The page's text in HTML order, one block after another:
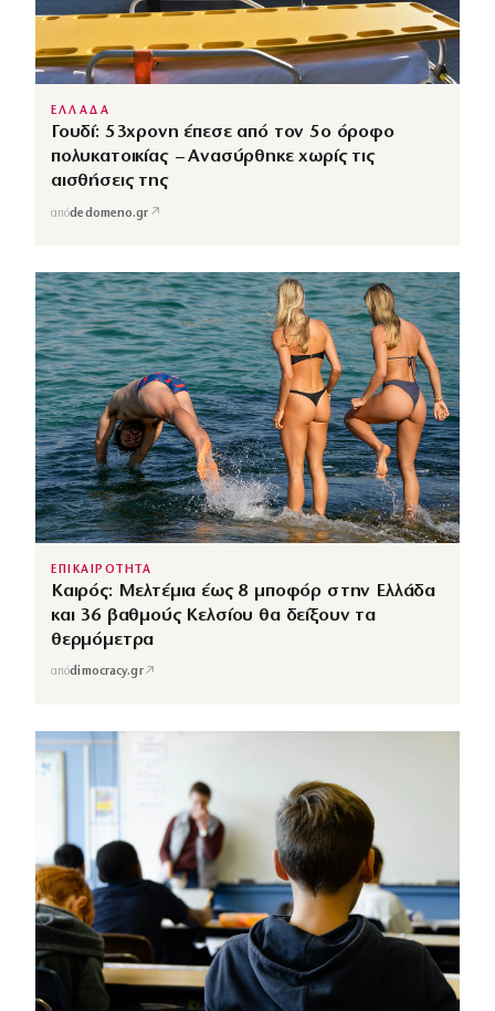
ΕΛΛΑΔΑ
Γουδί: 53χρονη έπεσε από τον 5ο όροφο
πολυκατοικίας – Ανασύρθηκε χωρίς τις
αισθήσεις της
απόdedomeno.gr ↗
ΕΠΙΚΑΙΡΟΤΗΤΑ
Καιρός: Μελτέμια έως 8 μποφόρ στην Ελλάδα
και 36 βαθμούς Κελσίου θα δείξουν τα
θερμόμετρα
απόdimocracy.gr↗